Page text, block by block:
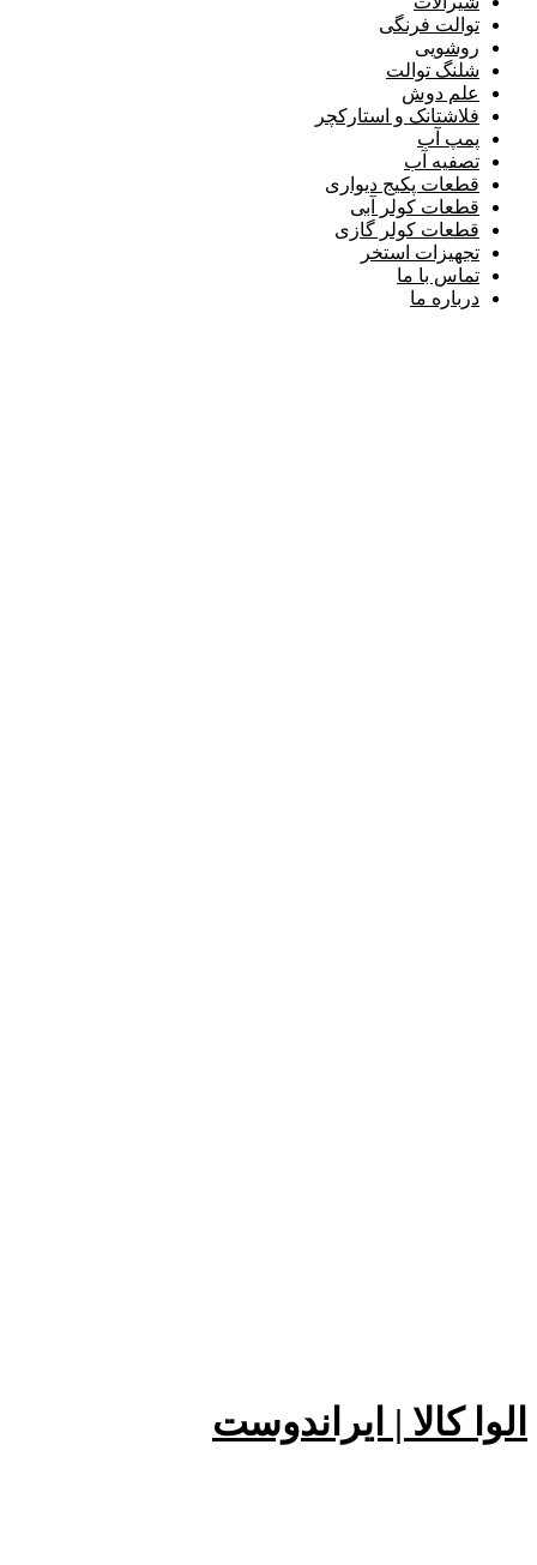
توالت فرنگی
روشویی
شلنگ توالت
علم دوش
فلاشتانک و استارکچر
پمپ آب
تصفیه آب
قطعات پکیج دیواری
قطعات کولر آبی
قطعات کولر گازی
تجهیزات استخر
تماس با ما
درباره ما
الوا کالا | ایراندوست